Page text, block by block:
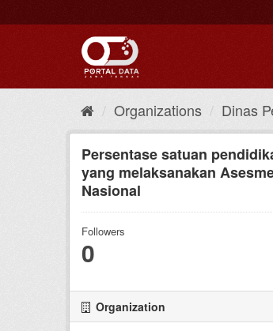
to
Organizations Dinas
Persentase satuan
yang melaksanakan
Nasional
Followers
0
Organization